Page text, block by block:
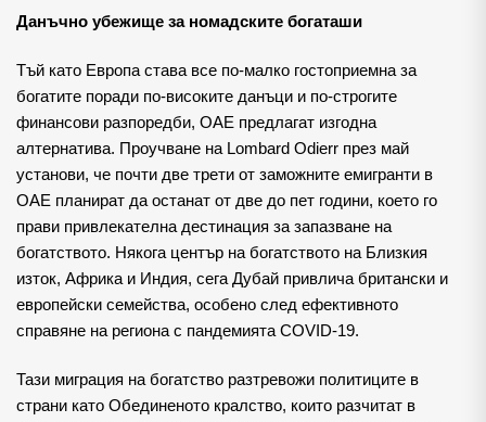
Данъчно убежище за номадските богаташи
Тъй като Европа става все по-малко гостоприемна за
богатите поради по-високите данъци и по-строгите
финансови разпоредби, ОАЕ предлагат изгодна
алтернатива. Проучване на Lombard Odierr през май
установи, че почти две трети от заможните емигранти в
ОАЕ планират да останат от две до пет години, което го
прави привлекателна дестинация за запазване на
богатството. Някога център на богатството на Близкия
изток, Африка и Индия, сега Дубай привлича британски и
европейски семейства, особено след ефективното
справяне на региона с пандемията COVID-19.
Тази миграция на богатство разтревожи политиците в
страни като Обединеното кралство, които разчитат в